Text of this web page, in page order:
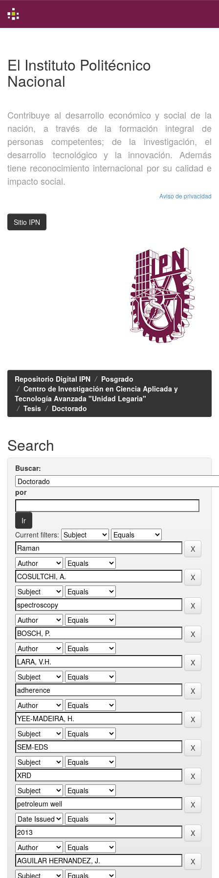
El Instituto Politécnico
Nacional
Contribuye al desarrollo económico y social de la
nación, a través de la formación integral de
personas competentes; de la investigación, el
desarrollo tecnológico y la innovación. Además
tiene reconocimiento internacional por su calidad e
impacto social.
Aviso de privacidad
Sitio IPN
Repositorio Digital IPN
Posgrado
Centro de Investigación en Ciencia Aplicada y
Tecnología Avanzada "Unidad Legaria"
Tesis
Doctorado
Search
Buscar:
por
Current filters: